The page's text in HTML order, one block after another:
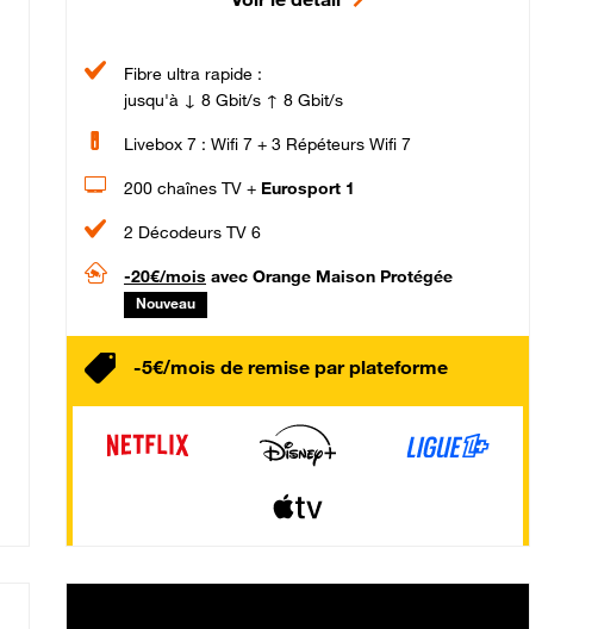
Fibre ultra rapide :
jusqu'à ↓ 8 Gbit/s ↑ 8 Gbit/s
Livebox 7 : Wifi 7 + 3 Répéteurs Wifi 7
200 chaînes TV + Eurosport 1
2 Décodeurs TV 6
-20€/mois avec Orange Maison Protégée
Nouveau
-5€/mois de remise par plateforme